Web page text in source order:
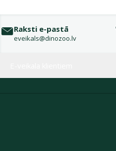
Raksti e-pastā
eveikals@dinozoo.lv